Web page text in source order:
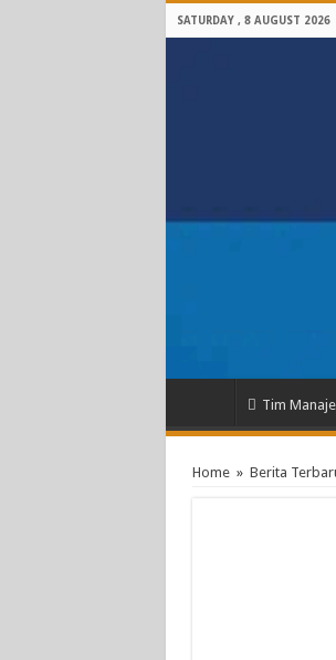
SATURDAY , 8 AUGUST 2026
Tim
Home » Berita